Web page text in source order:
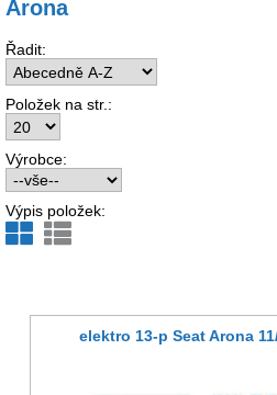
Arona
Řadit:
Položek na str.:
Výrobce:
Výpis položek:
elektro 13-p Seat Arona